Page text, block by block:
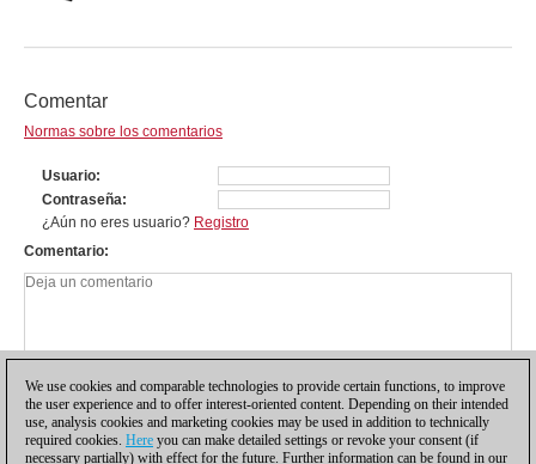
Comentar
Normas sobre los comentarios
Usuario
Contraseña
¿Aún no eres usuario? Registro
Comentario
We use cookies and comparable technologies to provide certain functions, to improve
the user experience and to offer interest-oriented content. Depending on their intended
use, analysis cookies and marketing cookies may be used in addition to technically
required cookies. Here you can make detailed settings or revoke your consent (if
necessary partially) with effect for the future. Further information can be found in our